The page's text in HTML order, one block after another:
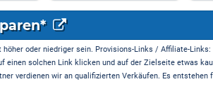
oder niedriger sein. Provisions-Links / Affiliate-
einen solchen Link klicken und auf der Zielseite etwas
verdienen wir an qualifizierten Verkäufen. Es entstehen